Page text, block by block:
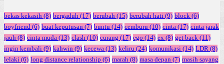
bekas kekasih (8) bergaduh (17) berubah (15) berubah hati (9) block (6)
boyfriend (6) buat keputusan (7) buntu (14) cemburu (10) cinta (17) cinta jarak
jauh (8) cinta muda (13) clash (10) curang (17) ego (14) ex (8) get back (11)
ingin kembali (9) kahwin (9) kecewa (13) keliru (24) komunikasi (14) LDR (8)
lelaki (6) long distance relationship (6) marah (8) masa depan (7) masih sayang